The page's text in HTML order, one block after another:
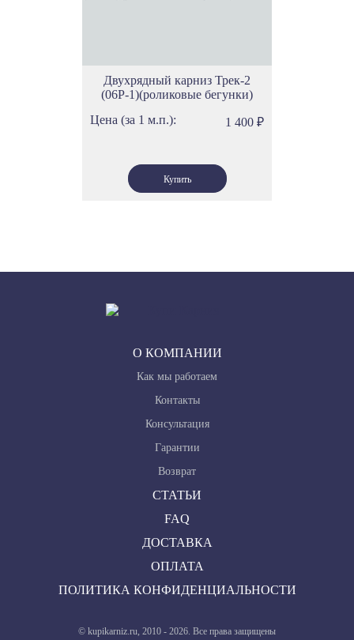
Двухрядный карниз Трек-2
(06Р-1)(роликовые бегунки)
Цена (за 1 м.п.):
1 400 ₽
О КОМПАНИИ
Как мы работаем
Контакты
Консультация
Гарантии
Возврат
СТАТЬИ
FAQ
ДОСТАВКА
ОПЛАТА
ПОЛИТИКА КОНФИДЕНЦИАЛЬНОСТИ
© kupikarniz.ru, 2010 - 2026. Все права защищены